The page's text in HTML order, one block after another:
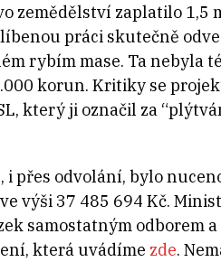
zemědělství zaplatilo 1,5
práci skutečně
rybím mase. Ta nebyla
korun. Kritiky se
který ji označil za
přes odvolání, bylo
výši 37 485 694 Kč.
samostatným odborem
která uvádíme zde.